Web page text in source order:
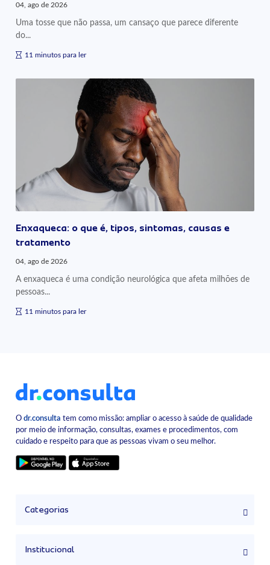
04, ago de 2026
Uma tosse que não passa, um cansaço que parece diferente
do...
11 minutos para ler
Enxaqueca: o que é, tipos, sintomas, causas e
tratamento
04, ago de 2026
A enxaqueca é uma condição neurológica que afeta milhões de
pessoas...
11 minutos para ler
Odr.consulta tem como missão: ampliar o acesso à saúde de qualidade
por meio de informação, consultas, exames e procedimentos, com
cuidado e respeito para que as pessoas vivam o seu melhor.
Categorias
Institucional